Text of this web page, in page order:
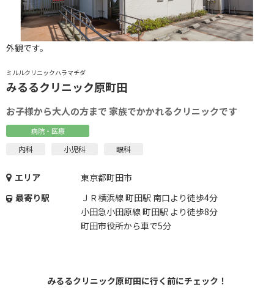
ミルルクリニックハラマチダ
みるるクリニック原町田
お子様から大人の方まで 家族でかかれるクリニックです
病院・医療
内科 小児科 眼科
エリア
東京都町田市
最寄り駅
ＪＲ横浜線 町田駅 南口より徒歩4分
小田急小田原線 町田駅 より徒歩8分
町田市役所から車で5分
みるるクリニック原町田に行く前にチェック！
外観です。